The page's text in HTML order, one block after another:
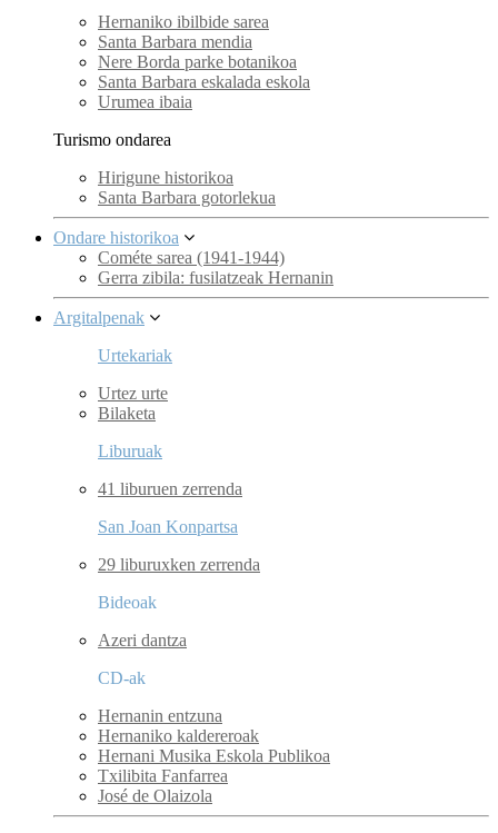
Hernaniko ibilbide sarea
Santa Barbara mendia
Nere Borda parke botanikoa
Santa Barbara eskalada eskola
Urumea ibaia
Turismo ondarea
Hirigune historikoa
Santa Barbara gotorlekua
Ondare historikoa
Cométe sarea (1941-1944)
Gerra zibila: fusilatzeak Hernanin
Argitalpenak
Urtekariak
Urtez urte
Bilaketa
Liburuak
41 liburuen zerrenda
San Joan Konpartsa
29 liburuxken zerrenda
Bideoak
Azeri dantza
CD-ak
Hernanin entzuna
Hernaniko kaldereroak
Hernani Musika Eskola Publikoa
Txilibita Fanfarrea
José de Olaizola